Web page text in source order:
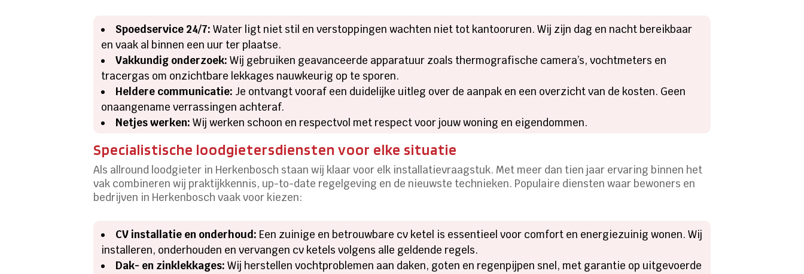
Spoedservice 24/7: Water ligt niet stil en verstoppingen wachten niet tot kantooruren. Wij zijn dag en nacht bereikbaar
en vaak al binnen een uur ter plaatse.
Vakkundig onderzoek: Wij gebruiken geavanceerde apparatuur zoals thermografische camera’s, vochtmeters en
tracergas om onzichtbare lekkages nauwkeurig op te sporen.
Heldere communicatie: Je ontvangt vooraf een duidelijke uitleg over de aanpak en een overzicht van de kosten. Geen
onaangename verrassingen achteraf.
Netjes werken: Wij werken schoon en respectvol met respect voor jouw woning en eigendommen.
Specialistische loodgietersdiensten voor elke situatie
Als allround loodgieter in Herkenbosch staan wij klaar voor elk installatievraagstuk. Met meer dan tien jaar ervaring binnen het
vak combineren wij praktijkkennis, up-to-date regelgeving en de nieuwste technieken. Populaire diensten waar bewoners en
bedrijven in Herkenbosch vaak voor kiezen:
CV installatie en onderhoud: Een zuinige en betrouwbare cv ketel is essentieel voor comfort en energiezuinig wonen. Wij
installeren, onderhouden en vervangen cv ketels volgens alle geldende regels.
Dak- en zinklekkages: Wij herstellen vochtproblemen aan daken, goten en regenpijpen snel, met garantie op uitgevoerde